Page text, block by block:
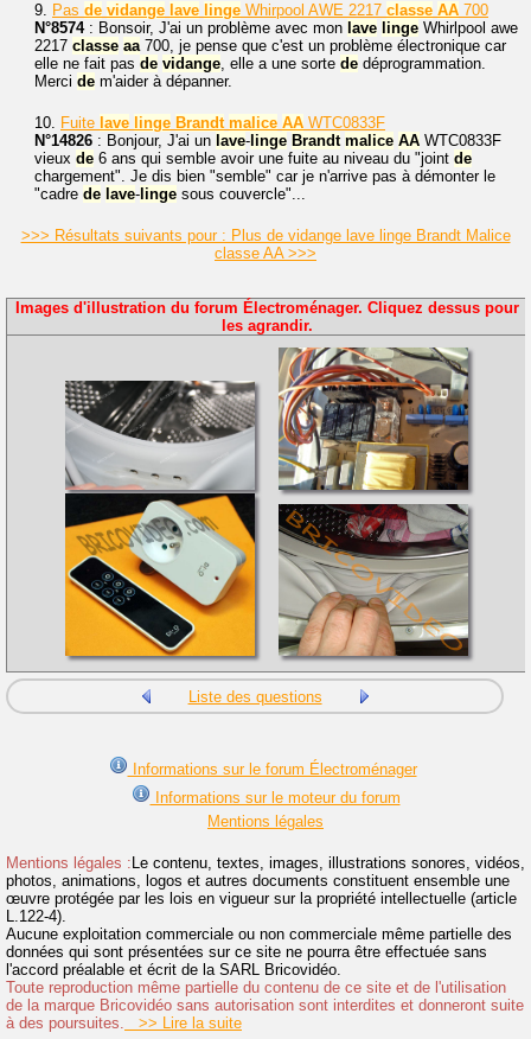
9. Pas de vidange lave linge Whirpool AWE 2217 classe AA 700
N°8574: Bonsoir, J'ai un problème avec mon lave linge Whirlpool awe
2217 classe aa700, je pense que c'est un problème électronique car
elle ne fait pas de vidange, elle a une sorte de déprogrammation.
Merci de m'aider à dépanner.
10. Fuite lave linge Brandt malice AA WTC0833F
N°14826 : Bonjour, J'ai un lave- linge Brandt malice AA WTC0833F
vieux de 6 ans qui semble avoir une fuite au niveau du "joint de
chargement". Je dis bien "semble" car je n'arrive pas à démonter le
"cadre de lave- linge sous couvercle"...
>>> Résultats suivants pour : Plus de vidange lave linge Brandt Malice
classe AA >>>
Images d'illustration du forum Électroménager. Cliquez dessus pour
les agrandir.
Liste des questions
Informations sur le forum Électroménager
Informations sur le moteur du forum
Mentions légales
Mentions légales : Le contenu, textes, images, illustrations sonores, vidéos,
photos, animations, logos et autres documents constituent ensemble une
œuvre protégée par les lois en vigueur sur la propriété intellectuelle (article
L.122-4).
Aucune exploitation commerciale ou non commerciale même partielle des
données qui sont présentées sur ce site ne pourra être effectuée sans
l'accord préalable et écrit de la SARL Bricovidéo.
Toute reproduction même partielle du contenu de ce site et de l'utilisation
de la marque Bricovidéo sans autorisation sont interdites et donneront suite
à des poursuites. >> Lire la suite